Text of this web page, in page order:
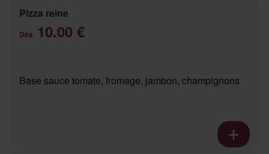
Pizza reine
Dès 10.00 €
Base sauce tomate, fromage, jambon, champignons